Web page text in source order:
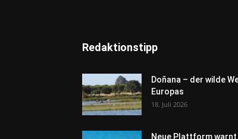
Redaktionstipp
Doñana – der wilde
Europas
18. Juli 2026
Neue Plattform warnt